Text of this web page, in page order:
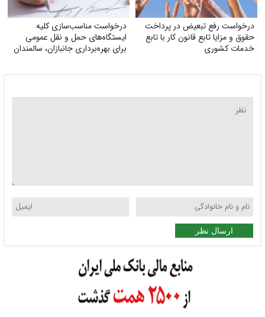
درخواست رفع تبعیض در پرداخت
حقوق و مزایا تابع قانون کار با تابع
خدمات کشوری
درخواست مناسب‌سازی کلیه
ایستگاه‌های حمل‌ و نقل عمومی
برای بهره‌برداری جانبازان، سالمندان
ارسال نظر